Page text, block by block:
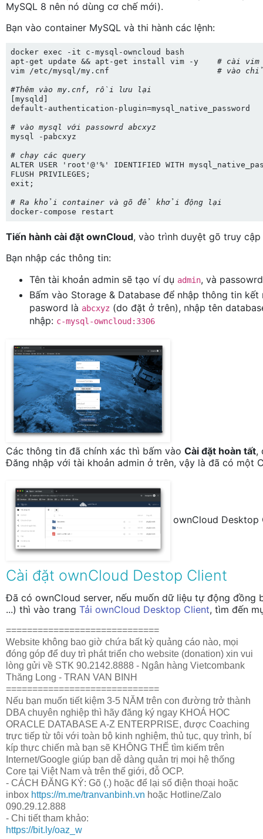
MySQL 8 nên nó dùng cơ chế mới).
Bạn vào container MySQL và thi hành các lệnh:
docker exec -it c-mysql-owncloud bash
apt-get update && apt-get install vim -y # cài vim
vim /etc/mysql/my.cnf # vào
#Thêm vào my.cnf, rồi lưu lại
[mysqld]
default-authentication-plugin=mysql_native_password
# vào mysql với passowrd abcxyz
mysql -pabcxyz
# chạy các query
ALTER USER 'root'@'%' IDENTIFIED WITH
FLUSH PRIVILEGES;
exit;
# Ra khỏi container và gõ để khởi động lại
Tiến hành cài đặt ownCloud, vào trình duyệt gõ truy
Bạn nhập các thông tin:
Tên tài khoản admin sẽ tạo ví dụ admin, và
Bấm vào Storage & Database để nhập thông tin
pasword là abcxyz (do đặt ở trên), nhập tên
nhập: c-mysql-owncloud:3306
Các thông tin đã chính xác thì bấm vào Cài đặt hoàn tất,
Đăng nhập với tài khoản admin ở trên, vậy là đã có một
ownCloud Desktop
Cài đặt ownCloud Destop Client
Đã có ownCloud server, nếu muốn dữ liệu tự động đồng
...) thì vào trang Tải ownCloud Desktop Client, tìm đến
=============================
Website không bao giờ chứa bất kỳ quảng cáo nào, mọi
đóng góp để duy trì phát triển cho website (donation) xin vui
lòng gửi về STK 90.2142.8888 - Ngân hàng Vietcombank
Thăng Long - TRAN VAN BINH
=============================
Nếu bạn muốn tiết kiệm 3-5 NĂM trên con đường trở thành
DBA chuyên nghiệp thì hãy đăng ký ngay KHOÁ HỌC
ORACLE DATABASE A-Z ENTERPRISE, được Coaching
trực tiếp từ tôi với toàn bộ kinh nghiệm, thủ tục, quy trình, bí
kíp thực chiến mà bạn sẽ KHÔNG THỂ tìm kiếm trên
Internet/Google giúp bạn dễ dàng quản trị mọi hệ thống
Core tại Việt Nam và trên thế giới, đỗ OCP.
- CÁCH ĐĂNG KÝ: Gõ (.) hoặc để lại số điện thoại hoặc
inbox https://m.me/tranvanbinh.vn hoặc Hotline/Zalo
090.29.12.888
- Chi tiết tham khảo:
https://bit.ly/oaz_w